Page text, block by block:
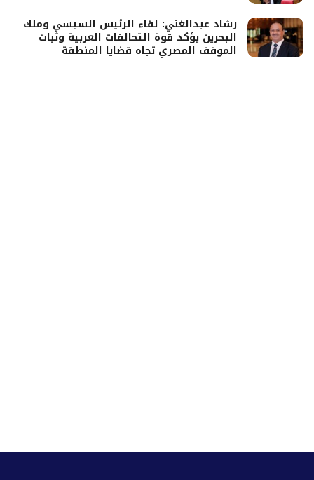
رشاد عبدالغني: لقاء الرئيس السيسي وملك
البحرين يؤكد قوة التحالفات العربية وثبات
الموقف المصري تجاه قضايا المنطقة